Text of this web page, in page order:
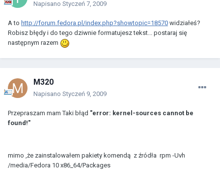
Napisano Styczeń 7, 2009
A to http://forum.fedora.pl/index.php?showtopic=18570 widziałeś?
Robisz błędy i do tego dziwnie formatujesz tekst... postaraj się
następnym razem
M320
Napisano Styczeń 9, 2009
Przepraszam mam Taki błąd "error: kernel-sources cannot be
found!"
mimo ,że zainstalowałem pakiety komendą z źródła rpm -Uvh
/media/Fedora 10 x86_64/Packages